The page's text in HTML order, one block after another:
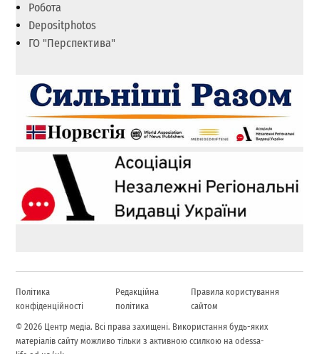
Робота
Depositphotos
ГО "Перспектива"
Політика
конфіденційності
Редакційна
політика
Правила користування
сайтом
© 2026 Центр медіа. Всі права захищені. Використання будь-яких
матеріалів сайту можливо тільки з активною ссилкою на odessa-